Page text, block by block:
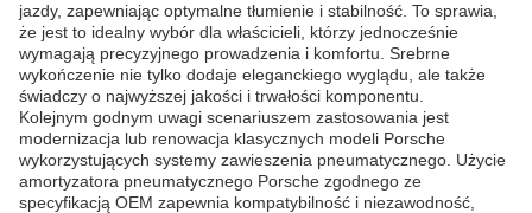
jazdy, zapewniając optymalne tłumienie i stabilność. To sprawia,
że jest to idealny wybór dla właścicieli, którzy jednocześnie
wymagają precyzyjnego prowadzenia i komfortu. Srebrne
wykończenie nie tylko dodaje eleganckiego wyglądu, ale także
świadczy o najwyższej jakości i trwałości komponentu.
Kolejnym godnym uwagi scenariuszem zastosowania jest
modernizacja lub renowacja klasycznych modeli Porsche
wykorzystujących systemy zawieszenia pneumatycznego. Użycie
amortyzatora pneumatycznego Porsche zgodnego ze
specyfikacją OEM zapewnia kompatybilność i niezawodność,